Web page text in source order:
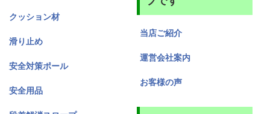
クッション材
滑り止め
安全対策ポール
安全用品
当店ご紹介
運営会社案内
お客様の声